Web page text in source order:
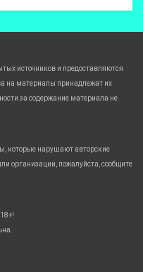
источников и предоставляются
на материалы принадлежат их
за содержание материала не
которые нарушают авторские
организации, пожалуйста, сообщите